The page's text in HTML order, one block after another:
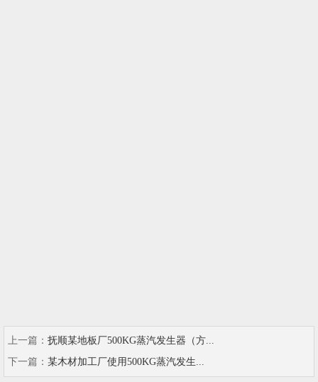
上一篇： 抚顺某地板厂500KG蒸汽发生器（方...
下一篇： 某木材加工厂使用500KG蒸汽发生...